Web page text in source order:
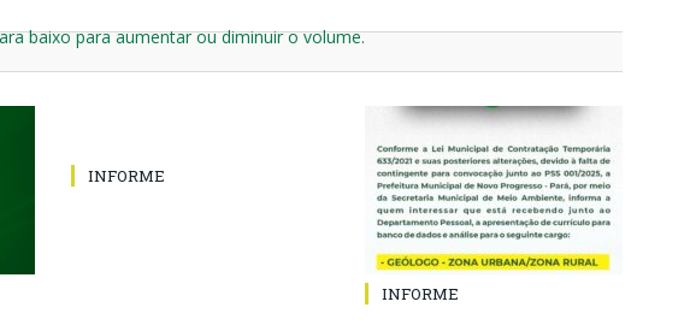
baixo para aumentar ou diminuir o volume.
INFORME
INFORME